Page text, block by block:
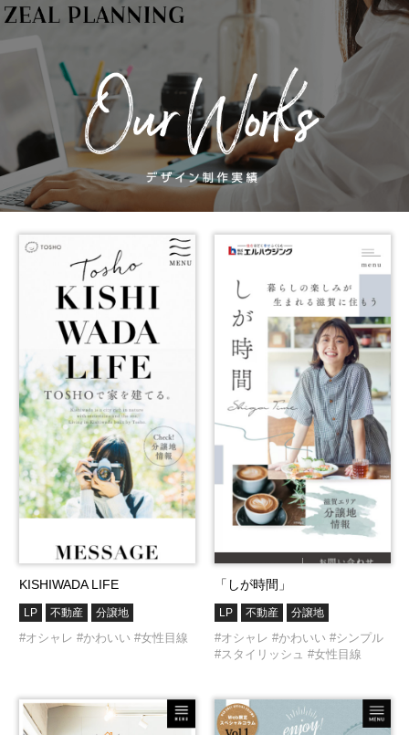
KISHIWADA LIFE
LP 不動産 分譲地
#オシャレ #かわいい #女性目線
「しが時間」
LP 不動産 分譲地
#オシャレ #かわいい #シンプル
#スタイリッシュ #女性目線